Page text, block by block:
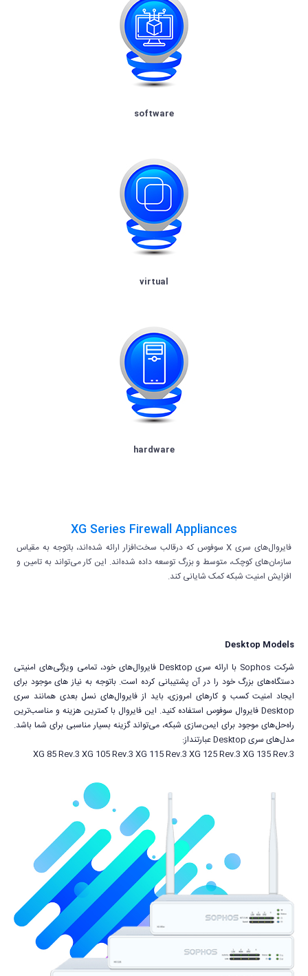
software
virtual
hardware
XG Series Firewall Appliances
فایروال‌های سری X سوفوس که درقالب سخت‌افزار ارائه شده‌اند، باتوجه به مقیاس
سازمان‌های کوچک، متوسط و بزرگ توسعه داده شده‌اند. این کار می‌تواند به تامین و
افزایش امنیت شبکه کمک شایانی کند.
Desktop Models
شرکت Sophos با ارائه سری Desktop فایروال‌های خود، تمامی ویژگی‌های امنیتی
دستگاه‌های بزرگ خود را در آن پشتیبانی کرده است. باتوجه به نیاز های موجود برای
ایجاد امنیت کسب و کارهای امروزی، باید از فایروال‌های نسل بعدی همانند سری
Desktop فایروال سوفوس استفاده کنید. این فایروال با کمترین هزینه و مناسب‌ترین
راه‌حل‌های موجود برای ایمن‌سازی شبکه، می‌تواند گزینه بسیار مناسبی برای شما باشد.
مدل‌های سری Desktop عبارتنداز:
XG 85 Rev.3 XG 105 Rev.3 XG 115 Rev.3 XG 125 Rev.3 XG 135 Rev.3